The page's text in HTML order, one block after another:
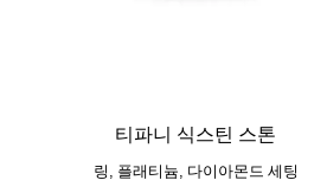
티파니 식스틴 스톤
링, 플래티늄, 다이아몬드 세팅